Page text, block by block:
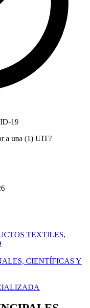
19
a una (1) UIT?
TEXTILES,
CIENTÍFICAS Y